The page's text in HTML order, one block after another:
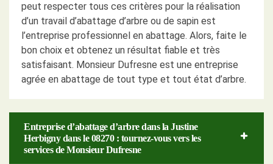
peut respecter tous ces critères pour la réalisation
d’un travail d’abattage d’arbre ou de sapin est
l’entreprise professionnel en abattage. Alors, faite le
bon choix et obtenez un résultat fiable et très
satisfaisant. Monsieur Dufresne est une entreprise
agrée en abattage de tout type et tout état d’arbre.
Entreprise d’abattage d’arbre dans la Justine
Herbigny dans le 08270 : tournez-vous vers les
services de Monsieur Dufresne